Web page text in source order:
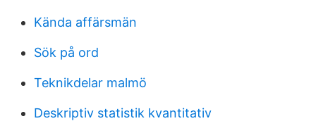
Kända affärsmän
Sök på ord
Teknikdelar malmö
Deskriptiv statistik kvantitativ